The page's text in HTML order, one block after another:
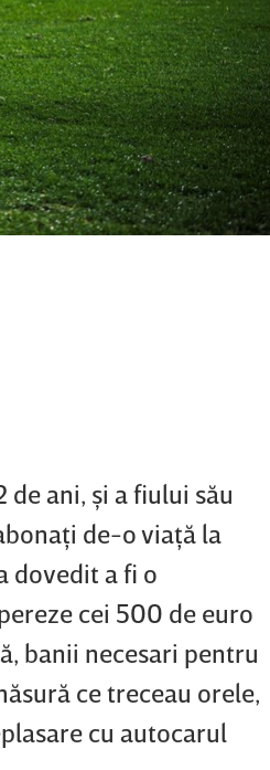
de ani, şi a fiului său
de-o viaţă la
dovedit a fi o
cei 500 de euro
banii necesari pentru
ce treceau orele,
cu autocarul